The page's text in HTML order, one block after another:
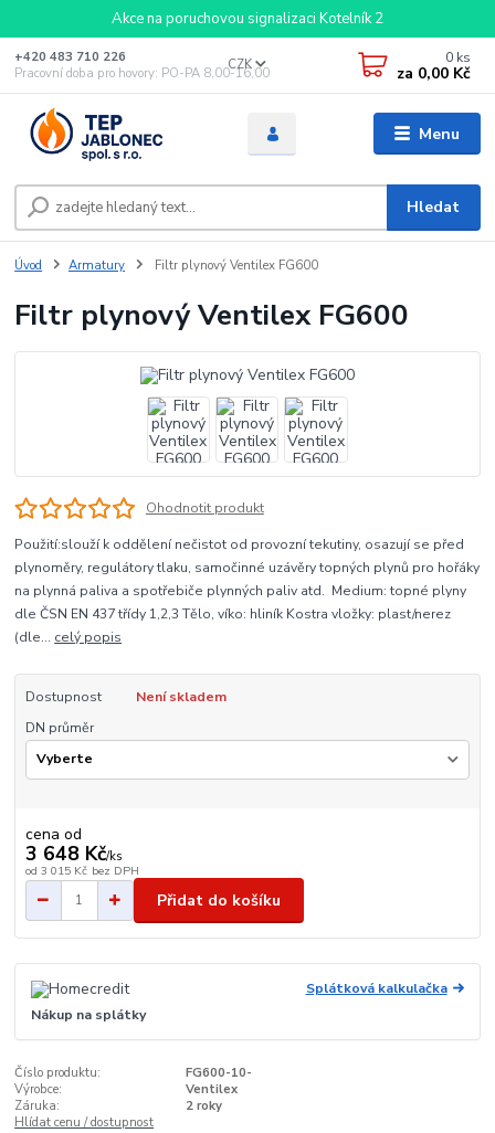
Akce na poruchovou signalizaci Kotelník 2
Menu
CZK
Hledat
+420 483 710 226
Pracovní doba pro hovory: PO-PA 8,00-16,00
0 ks
za 0,00 Kč
Úvod Armatury Filtr plynový Ventilex FG600
Filtr plynový Ventilex FG600
Ohodnotit produkt
Použití:slouží k oddělení nečistot od provozní tekutiny, osazují se před
plynoměry, regulátory tlaku, samočinné uzávěry topných plynů pro hořáky
na plynná paliva a spotřebiče plynných paliv atd. Medium: topné plyny
dle ČSN EN 437 třídy 1,2,3 Tělo, víko: hliník Kostra vložky: plast/nerez
(dle... celý popis
Dostupnost
Není skladem
DN průměr
cena od
3 648 Kč/ks
od 3 015 Kč bez DPH
Přidat do košíku
Splátková kalkulačka
Nákup na splátky
Číslo produktu:
FG600-10-
Výrobce:
Ventilex
Záruka:
2 roky
Hlídat cenu / dostupnost